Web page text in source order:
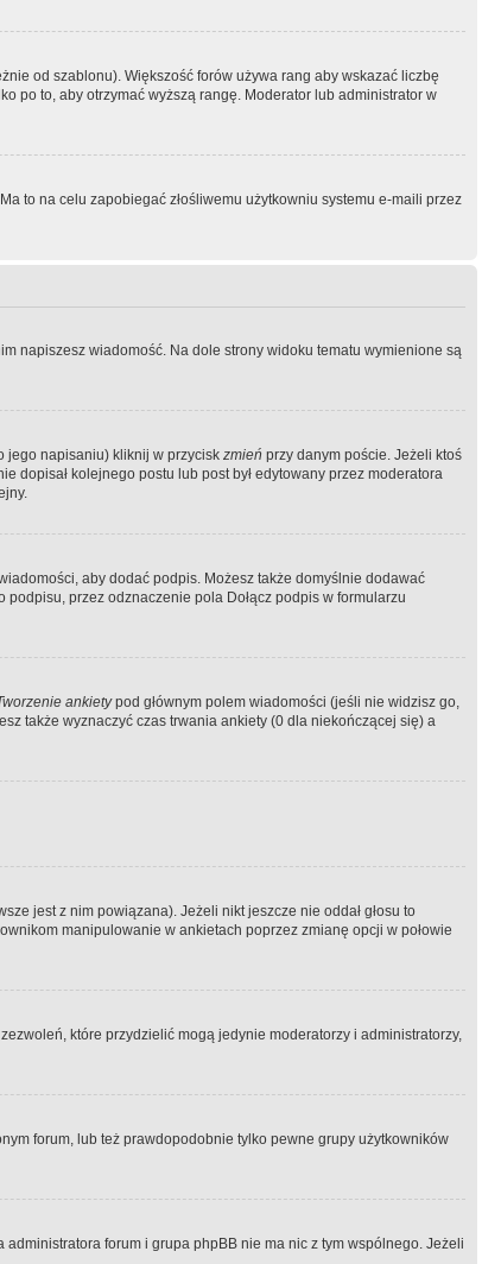
od szablonu). Większość forów używa rang aby wskazać liczbę
po to, aby otrzymać wyższą rangę. Moderator lub administrator w
to na celu zapobiegać złośliwemu użytkowniu systemu e-maili przez
napiszesz wiadomość. Na dole strony widoku tematu wymienione są
jego napisaniu) kliknij w przycisk zmień przy danym poście. Jeżeli ktoś
dopisał kolejnego postu lub post był edytowany przez moderatora
aby dodać podpis. Możesz także domyślnie dodawać
przez odznaczenie pola Dołącz podpis w formularzu
ankietypod głównym polem wiadomości (jeśli nie widzisz go,
także wyznaczyć czas trwania ankiety (0 dla niekończącej się) a
jest z nim powiązana). Jeżeli nikt jeszcze nie oddał głosu to
manipulowanie w ankietach poprzez zmianę opcji w połowie
które przydzielić mogą jedynie moderatorzy i administratorzy,
forum, lub też prawdopodobnie tylko pewne grupy użytkowników
forum i grupa phpBB nie ma nic z tym wspólnego. Jeżeli